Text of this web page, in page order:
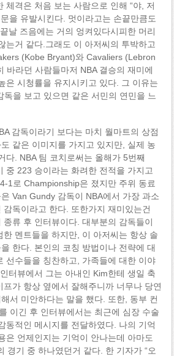
체격은 처음 보는 사람으로 인해 “야, 저
을 유발시킨다. 멋이라고는 손끝만큼도
날 즈음에는 거의 엉켜있다시피한 머리
는거 같다.그래도 이 아저씨의 투박하고
(Kobe Bryant)와 Cavaliers (Lebron
바라던 사람들마저 NBA 결승의 재미에
은 시청률을 유지시키고 있다. 그 이유는
독을 보고 있으면 같은 서민의 연민을 느
감독이라기 보다는 마치 월마트의 상점
같은 이미지를 가지고 있지만, 실제 농
다. NBA 팀 코치로써는 올해가 5번째
중 223 승이라는 화려한 전적을 가지고
1로 Championship은 졌지만 주위 동료
Van Gundy 감독이 NBA에서 가장 과소
독이라고 한다. 또한가지 재미있는건
류 후 인터뷰이다. 대부분의 감독들이
한 멘트들을 하지만, 이 아저씨는 항상 솔
한다. 본인의 코칭 방법이나 전략에 대
선수들을 칭찬하고, 가족들에 대한 이야
터뷰에서 그는 아내인 Kim한테 생일 축
가 항상 옆에서 잘해주니까 너무나 당연
서 미안하다는 말을 했다. 또한, 동부 컨
이긴 후 인터뷰에서는 최근에 심장 수술
동적인 메시지를 전달하였다. 나의 기억
은 언제인지는 기억이 안나는데 아마도
경기 중 하나였던거 같다. 한 기자가 “오